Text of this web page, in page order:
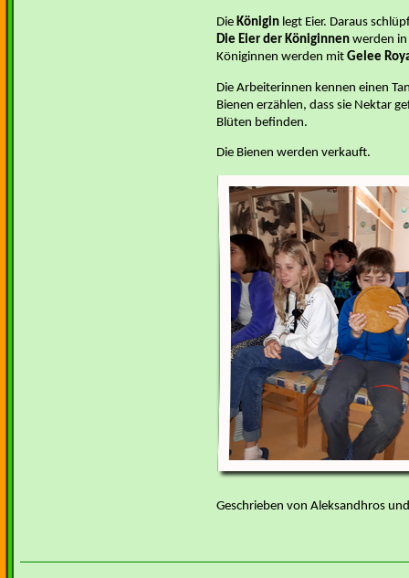
Die Königin legt Eier. Daraus
Die Eier der Königinnen werden in
Königinnen werden mit Gelee
Die Arbeiterinnen kennen einen
Bienen erzählen, dass sie Nektar
Blüten befinden.
Die Bienen werden verkauft.
Geschrieben von Aleksandhros